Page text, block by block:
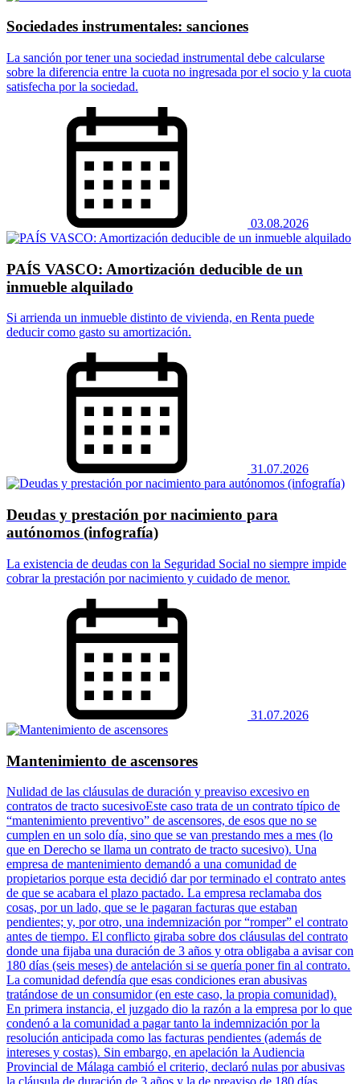
Sociedades instrumentales: sanciones
La sanción por tener una sociedad instrumental debe calcularse
sobre la diferencia entre la cuota no ingresada por el socio y la cuota
satisfecha por la sociedad.
03.08.2026
PAÍS VASCO: Amortización deducible de un
inmueble alquilado
Si arrienda un inmueble distinto de vivienda, en Renta puede
deducir como gasto su amortización.
31.07.2026
Deudas y prestación por nacimiento para
autónomos (infografía)
La existencia de deudas con la Seguridad Social no siempre impide
cobrar la prestación por nacimiento y cuidado de menor.
31.07.2026
Mantenimiento de ascensores
Nulidad de las cláusulas de duración y preaviso excesivo en
contratos de tracto sucesivoEste caso trata de un contrato típico de
“mantenimiento preventivo” de ascensores, de esos que no se
cumplen en un solo día, sino que se van prestando mes a mes (lo
que en Derecho se llama un contrato de tracto sucesivo). Una
empresa de mantenimiento demandó a una comunidad de
propietarios porque esta decidió dar por terminado el contrato antes
de que se acabara el plazo pactado. La empresa reclamaba dos
cosas, por un lado, que se le pagaran facturas que estaban
pendientes; y, por otro, una indemnización por “romper” el contrato
antes de tiempo. El conflicto giraba sobre dos cláusulas del contrato
donde una fijaba una duración de 3 años y otra obligaba a avisar con
180 días (seis meses) de antelación si se quería poner fin al contrato.
La comunidad defendía que esas condiciones eran abusivas
tratándose de un consumidor (en este caso, la propia comunidad).
En primera instancia, el juzgado dio la razón a la empresa por lo que
condenó a la comunidad a pagar tanto la indemnización por la
resolución anticipada como las facturas pendientes (además de
intereses y costas). Sin embargo, en apelación la Audiencia
Provincial de Málaga cambió el criterio, declaró nulas por abusivas